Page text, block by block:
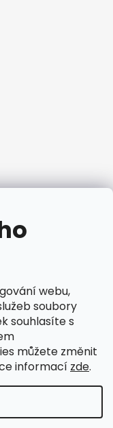
webu,
soubory
souhlasíte s
můžete změnit
informací zde.